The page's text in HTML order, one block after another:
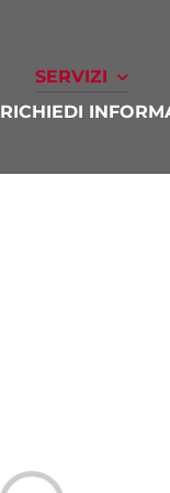
SERVIZI
RICHIEDI
Loading...